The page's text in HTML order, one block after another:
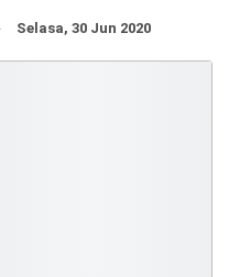
Selasa, 30 Jun 2020